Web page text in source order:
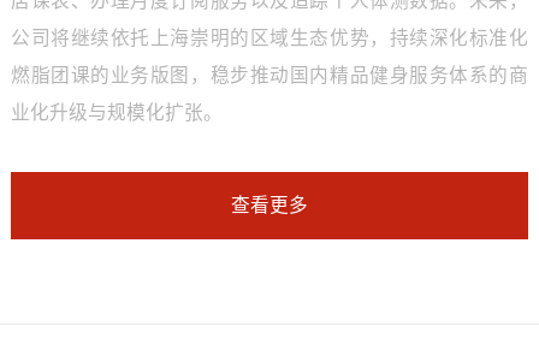
公司将继续依托上海崇明的区域生态优势，持续深化标准化
燃脂团课的业务版图，稳步推动国内精品健身服务体系的商
业化升级与规模化扩张。
查看更多